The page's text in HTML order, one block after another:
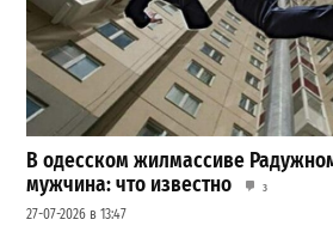
В одесском жилмассиве
мужчина: что известно
3
27-07-2026 в 13:47